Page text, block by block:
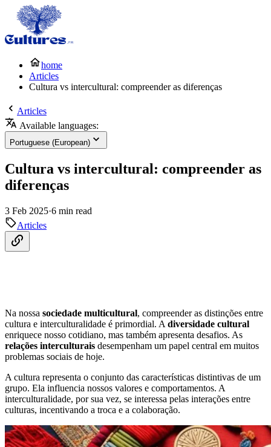
home
Articles
Cultura vs intercultural: compreender as diferenças
Articles
Available languages:
Portuguese (European)
Cultura vs intercultural: compreender as
diferenças
3 Feb 2025·6 min read
Articles
Na nossa sociedade multicultural, compreender as distinções entre
cultura e interculturalidade é primordial. A diversidade cultural
enriquece nosso cotidiano, mas também apresenta desafios. As
relações interculturais desempenham um papel central em muitos
problemas sociais de hoje.
A cultura representa o conjunto das características distintivas de um
grupo. Ela influencia nossos valores e comportamentos. A
interculturalidade, por sua vez, se interessa pelas interações entre
culturas, incentivando a troca e a colaboração.